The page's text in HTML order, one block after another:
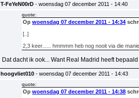
T-FeYeN00rD - woensdag 07 december 2011 - 14:40
quote:
Op woensdag 07 december 2011 - 14:34
[..]
2,3 keer...... hmmmm heb nog nooit via die
Dat dacht ik ook... Want Real Madrid heeft
hoogvliet010 - woensdag 07 december 2011 - 14:43
quote:
Op woensdag 07 december 2011 - 14:38